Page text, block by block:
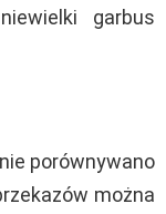
garbus
porównywano
można